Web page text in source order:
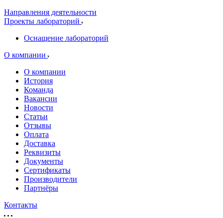
Направления деятельности
Проекты лабораторий
Оснащение лабораторий
О компании
О компании
История
Команда
Вакансии
Новости
Статьи
Отзывы
Оплата
Доставка
Реквизиты
Документы
Сертификаты
Производители
Партнёры
Контакты